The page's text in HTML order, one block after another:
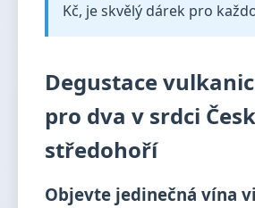
Kč, je skvělý dárek pro
Degustace
pro dva v srdci
středohoří
Objevte jedinečná vína